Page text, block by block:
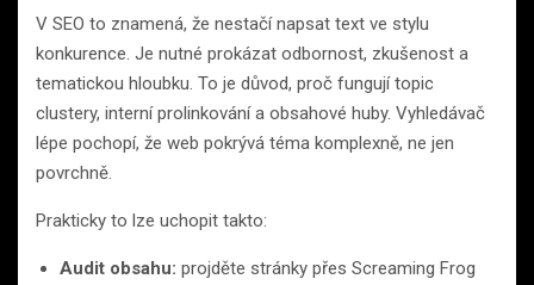
V SEO to znamená, že nestačí napsat text ve stylu
konkurence. Je nutné prokázat odbornost, zkušenost a
tematickou hloubku. To je důvod, proč fungují topic
clustery, interní prolinkování a obsahové huby. Vyhledávač
lépe pochopí, že web pokrývá téma komplexně, ne jen
povrchně.
Prakticky to lze uchopit takto:
Audit obsahu: projděte stránky přes Screaming Frog